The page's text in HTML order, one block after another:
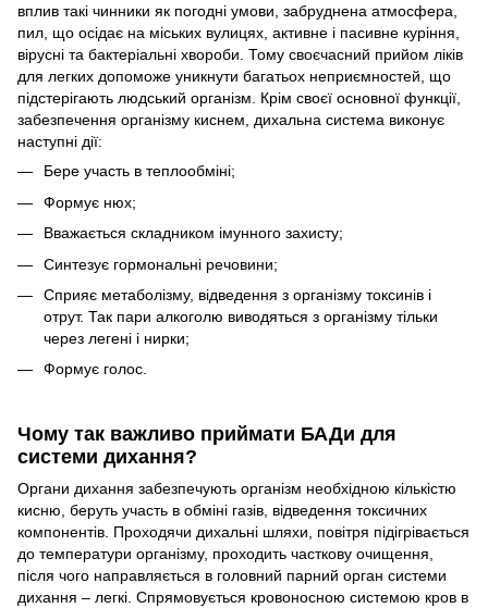
вплив такі чинники як погодні умови, забруднена атмосфера,
пил, що осідає на міських вулицях, активне і пасивне куріння,
вірусні та бактеріальні хвороби. Тому своєчасний прийом ліків
для легких допоможе уникнути багатьох неприємностей, що
підстерігають людський організм. Крім своєї основної функції,
забезпечення організму киснем, дихальна система виконує
наступні дії:
Бере участь в теплообміні;
Формує нюх;
Вважається складником імунного захисту;
Синтезує гормональні речовини;
Сприяє метаболізму, відведення з організму токсинів і
отрут. Так пари алкоголю виводяться з організму тільки
через легені і нирки;
Формує голос.
Чому так важливо приймати БАДи для
системи дихання?
Органи дихання забезпечують організм необхідною кількістю
кисню, беруть участь в обміні газів, відведення токсичних
компонентів. Проходячи дихальні шляхи, повітря підігрівається
до температури організму, проходить часткову очищення,
після чого направляється в головний парний орган системи
дихання – легкі. Спрямовується кровоносною системою кров в